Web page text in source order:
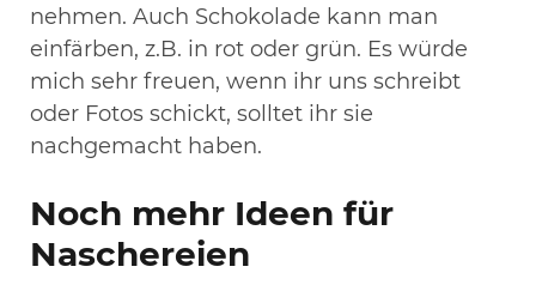
nehmen. Auch Schokolade kann man
einfärben, z.B. in rot oder grün. Es würde
mich sehr freuen, wenn ihr uns schreibt
oder Fotos schickt, solltet ihr sie
nachgemacht haben.
Noch mehr Ideen für
Naschereien